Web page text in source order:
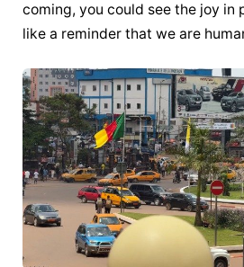
coming, you could see the joy in
like a reminder that we are